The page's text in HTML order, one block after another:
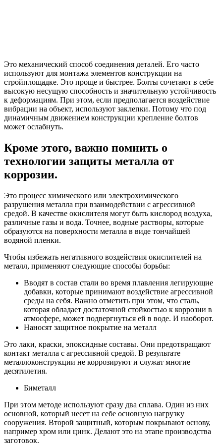
Это механический способ соединения деталей. Его часто
используют для монтажа элементов конструкции на
стройплощадке. Это проще и быстрее. Болты сочетают в себе
высокую несущую способность и значительную устойчивость
к деформациям. При этом, если предполагается воздействие
вибрации на объект, используют заклепки. Потому что под
динамичным движением конструкции крепление болтов
может ослабнуть.
Кроме этого, важно помнить о
технологии защиты металла от
коррозии.
Это процесс химического или электрохимического
разрушения металла при взаимодействии с агрессивной
средой. В качестве окислителя могут быть кислород воздуха,
различные газы и вода. Точнее, водные растворы, которые
образуются на поверхности металла в виде тончайшей
водяной пленки.
Чтобы избежать негативного воздействия окислителей на
металл, применяют следующие способы борьбы:
Вводят в состав стали во время плавления легирующие
добавки, которые принимают воздействие агрессивной
среды на себя. Важно отметить при этом, что сталь,
которая обладает достаточной стойкостью к коррозии в
атмосфере, может подвергнуться ей в воде. И наоборот.
Наносят защитное покрытие на металл
Это лаки, краски, эпоксидные составы. Они предотвращают
контакт металла с агрессивной средой. В результате
металлоконструкции не коррозируют и служат многие
десятилетия.
Биметалл
При этом методе используют сразу два сплава. Один из них
основной, который несет на себе основную нагрузку
сооружения. Второй защитный, которым покрывают основу,
например хром или цинк. Делают это на этапе производства
заготовок.